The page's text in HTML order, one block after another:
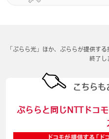
「ぷらら光」ほか、ぷららが提供す
終了し
こちらも
ぷららと同じNTTドコ